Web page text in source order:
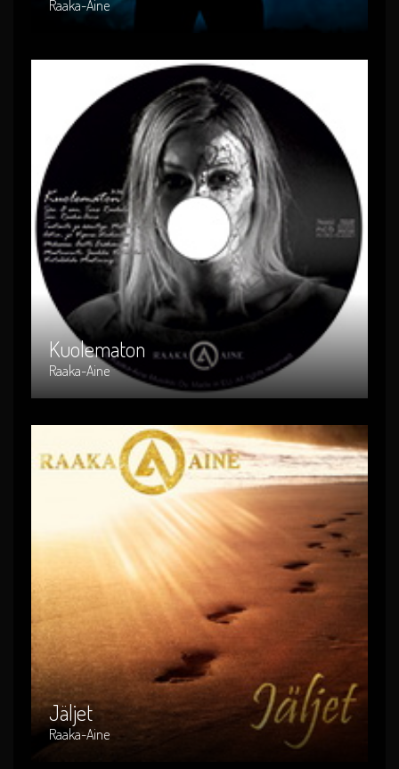
Raaka-Aine
Kuolematon
Raaka-Aine
Kuolematon
Artist : Raaka-Aine
Release Date : 2015-03-06
Genre : suomi-rock
Produced By : RACD-006
Jäljet
Raaka-Aine
Jäljet
Artist : Raaka-Aine
Release Date : 2015-10-10
Genre : suomi-rock
Produced By : RACD-008